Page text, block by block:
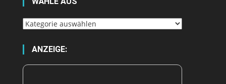
Wähle
ANZEIGE: